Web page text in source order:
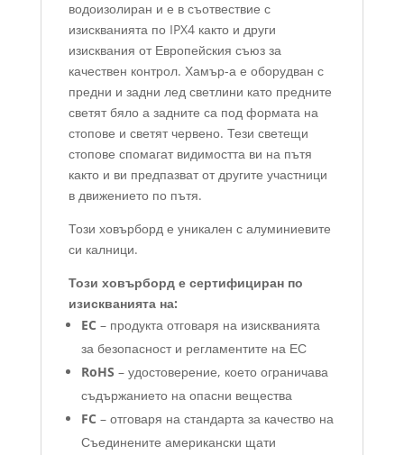
водоизолиран и е в съотвествие с
изискванията по IPX4 както и други
изисквания от Европейския съюз за
качествен контрол. Хамър-а е оборудван с
предни и задни лед светлини като предните
светят бяло а задните са под формата на
стопове и светят червено. Тези светещи
стопове спомагат видимостта ви на пътя
както и ви предпазват от другите участници
в движението по пътя.
Този ховърборд е уникален с алуминиевите
си калници.
Този ховърборд е сертифициран по
изискванията на:
EC – продукта отговаря на изискванията
за безопасност и регламентите на ЕС
RoHS – удостоверение, което ограничава
съдържанието на опасни вещества
FC – отговаря на стандарта за качество на
Съединените американски щати